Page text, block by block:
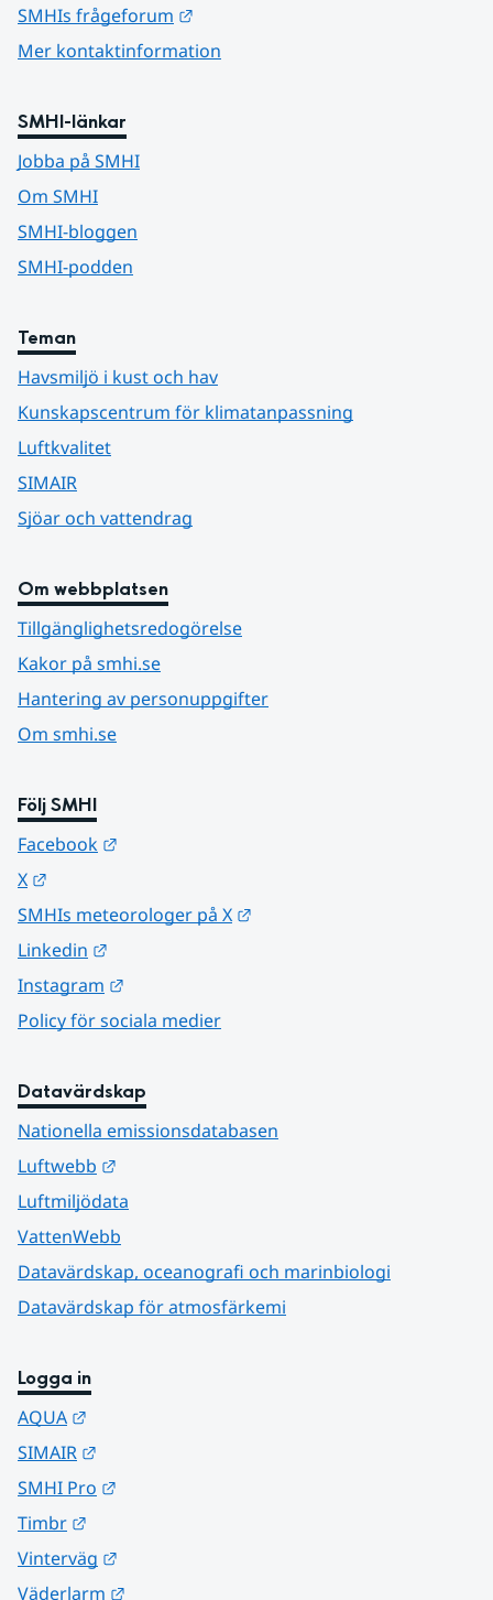
SMHIs frågeforum
Mer kontaktinformation
SMHI-länkar
Jobba på SMHI
Om SMHI
SMHI-bloggen
SMHI-podden
Teman
Havsmiljö i kust och hav
Kunskapscentrum för klimatanpassning
Luftkvalitet
SIMAIR
Sjöar och vattendrag
Om webbplatsen
Tillgänglighetsredogörelse
Kakor på smhi.se
Hantering av personuppgifter
Om smhi.se
Följ SMHI
Facebook
X
SMHIs meteorologer på X
Linkedin
Instagram
Policy för sociala medier
Datavärdskap
Nationella emissionsdatabasen
Luftwebb
Luftmiljödata
VattenWebb
Datavärdskap, oceanografi och marinbiologi
Datavärdskap för atmosfärkemi
Logga in
AQUA
SIMAIR
SMHI Pro
Timbr
Vinterväg
Väderlarm